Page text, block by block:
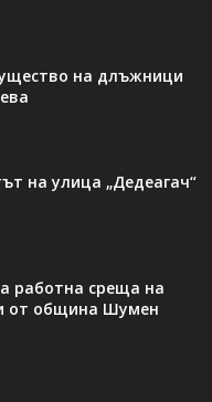
на длъжници
на улица „Дедеагач“
работна среща на
от община Шумен